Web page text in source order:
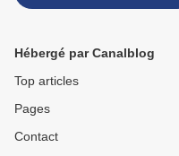
Hébergé par Canalblog
Top articles
Pages
Contact